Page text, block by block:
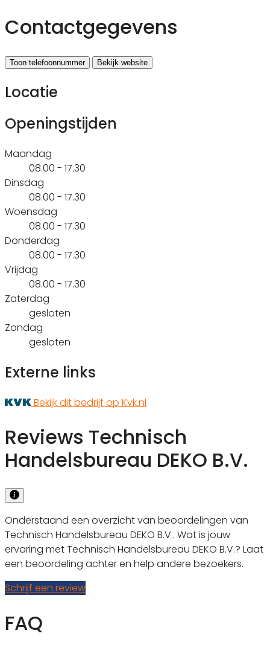
Contactgegevens
Toon telefoonnummer Bekijk website
Locatie
Openingstijden
Maandag
08.00 - 17.30
Dinsdag
08.00 - 17.30
Woensdag
08.00 - 17.30
Donderdag
08.00 - 17.30
Vrijdag
08.00 - 17.30
Zaterdag
gesloten
Zondag
gesloten
Externe links
Bekijk dit bedrijf op Kvk.nl
Reviews Technisch
Handelsbureau DEKO B.V.
Onderstaand een overzicht van beoordelingen van
Technisch Handelsbureau DEKO B.V.. Wat is jouw
ervaring met Technisch Handelsbureau DEKO B.V.? Laat
een beoordeling achter en help andere bezoekers.
Schrijf een review
FAQ